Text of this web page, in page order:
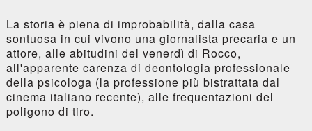
La storia è piena di improbabilità, dalla casa
sontuosa in cui vivono una giornalista precaria e un
attore, alle abitudini del venerdì di Rocco,
all'apparente carenza di deontologia professionale
della psicologa (la professione più bistrattata dal
cinema italiano recente), alle frequentazioni del
poligono di tiro.